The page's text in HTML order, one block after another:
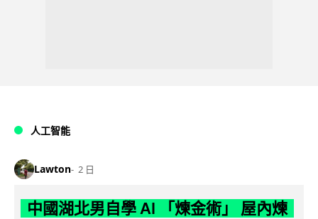
人工智能
Lawton 2 日
中國湖北男自學 AI 「煉金術」 屋內煉